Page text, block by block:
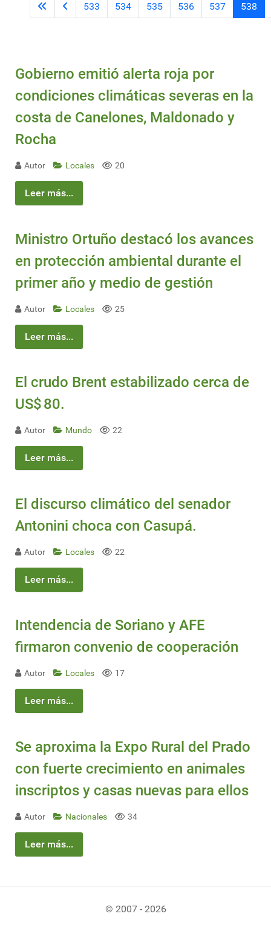
533 534 535 536 537 538
Gobierno emitió alerta roja por
condiciones climáticas severas en la
costa de Canelones, Maldonado y
Rocha
Autor Locales 20
Leer más...
Ministro Ortuño destacó los avances
en protección ambiental durante el
primer año y medio de gestión
Autor Locales 25
Leer más...
El crudo Brent estabilizado cerca de
US$ 80.
Autor Mundo 22
Leer más...
El discurso climático del senador
Antonini choca con Casupá.
Autor Locales 22
Leer más...
Intendencia de Soriano y AFE
firmaron convenio de cooperación
Autor Locales 17
Leer más...
Se aproxima la Expo Rural del Prado
con fuerte crecimiento en animales
inscriptos y casas nuevas para ellos
Autor Nacionales 34
Leer más...
© 2007 - 2026